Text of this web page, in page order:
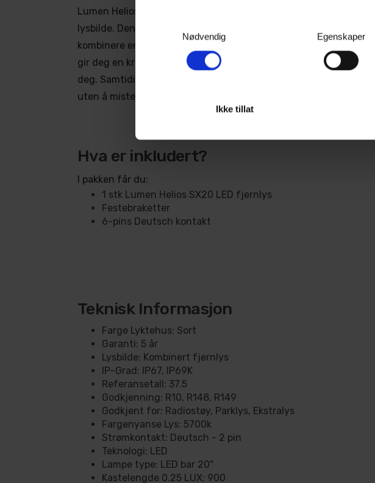
Nødvendig
Egenskaper
Ikke tillat
Lumen Helios SX20 har et kombinert lysbilde, kjent som "kombo"
lysbilde. Denne designen gir deg det beste fra to verdener ved å
kombinere en kraftig spot med et bredt fjernlys. Dette unike lyset
gir deg en kraftig spot i midten som lyser hele 900 meter foran
deg. Samtidig sprer det horisontalt for å jevnt lyse opp veibanen,
uten å miste intensitet på de områdene du trenger belysning.
Hva er inkludert?
I pakken får du:
1 stk Lumen Helios SX20 LED fjernlys
Festebraketter
6-pins Deutsch kontakt
Teknisk Informasjon
Farge Lyktehus: Sort
Garanti: 5 år
Lysbilde: Kombinert fjernlys
IP-Grad: IP67, IP69K
Referansetall: 37.5
Godkjenning: R10, R148, R149
Godkjent for: Radiostøy, Parklys, Ekstralys
Fargenyanse Lys: 5700k
Strømkontakt: Deutsch - 2 pin
Teknologi: LED
Lampe type: LED bar 20"
Kastelengde 0.25 LUX: 900